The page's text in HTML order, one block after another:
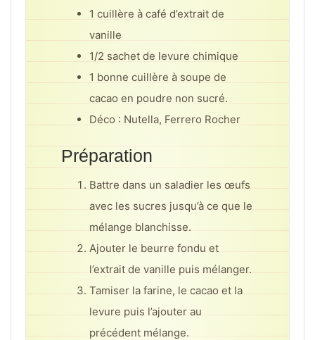
1 cuillère à café d’extrait de
vanille
1/2 sachet de levure chimique
1 bonne cuillère à soupe de
cacao en poudre non sucré.
Déco : Nutella, Ferrero Rocher
Préparation
Battre dans un saladier les œufs
avec les sucres jusqu’à ce que le
mélange blanchisse.
Ajouter le beurre fondu et
l’extrait de vanille puis mélanger.
Tamiser la farine, le cacao et la
levure puis l’ajouter au
précédent mélange.